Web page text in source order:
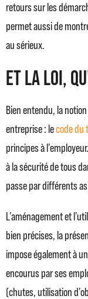
retours sur les
permet aussi de
au sérieux.
Et la loi,
Bien entendu, la
entreprise : lecode du
principes à
à la sécurité de tous
passe par différents
L’aménagement et
bien précises, la
impose également à
encourus par ses
(chutes, utilisation